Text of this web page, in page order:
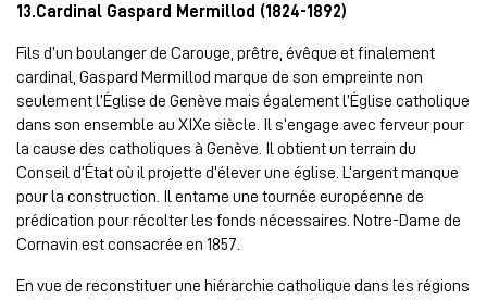
13.Cardinal Gaspard Mermillod (1824-1892)
Fils d’un boulanger de Carouge, prêtre, évêque et finalement
cardinal, Gaspard Mermillod marque de son empreinte non
seulement l’Église de Genève mais également l’Église catholique
dans son ensemble au XIXe siècle. Il s’engage avec ferveur pour
la cause des catholiques à Genève. Il obtient un terrain du
Conseil d’État où il projette d’élever une église. L’argent manque
pour la construction. Il entame une tournée européenne de
prédication pour récolter les fonds nécessaires. Notre-Dame de
Cornavin est consacrée en 1857.
En vue de reconstituer une hiérarchie catholique dans les régions